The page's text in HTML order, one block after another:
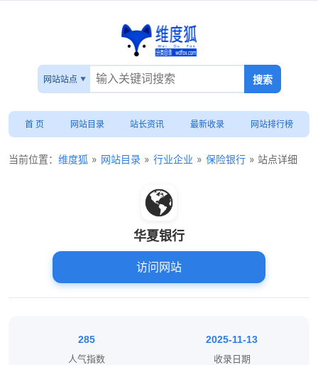
网站站点
首 页 网站目录 站长资讯 最新收录 网站排行榜
当前位置： 维度狐 » 网站目录 » 行业企业 » 保险银行 » 站点详细
华夏银行
访问网站
285
人气指数
2025-11-13
收录日期